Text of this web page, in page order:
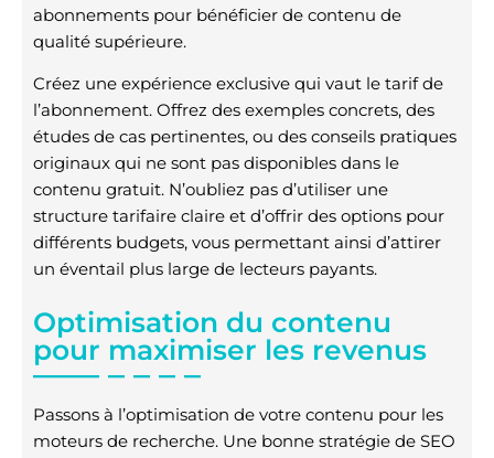
abonnements pour bénéficier de contenu de
qualité supérieure.
Créez une expérience exclusive qui vaut le tarif de
l’abonnement. Offrez des exemples concrets, des
études de cas pertinentes, ou des conseils pratiques
originaux qui ne sont pas disponibles dans le
contenu gratuit. N’oubliez pas d’utiliser une
structure tarifaire claire et d’offrir des options pour
différents budgets, vous permettant ainsi d’attirer
un éventail plus large de lecteurs payants.
Optimisation du contenu
pour maximiser les revenus
Passons à l’optimisation de votre contenu pour les
moteurs de recherche. Une bonne stratégie de SEO